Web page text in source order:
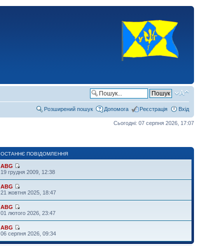
Розширений пошук Допомога Реєстрація Вхід
Сьогодні: 07 серпня 2026, 17:07
ОСТАННЄ ПОВІДОМЛЕННЯ
ABG
19 грудня 2009, 12:38
ABG
21 жовтня 2025, 18:47
ABG
01 лютого 2026, 23:47
ABG
06 серпня 2026, 09:34